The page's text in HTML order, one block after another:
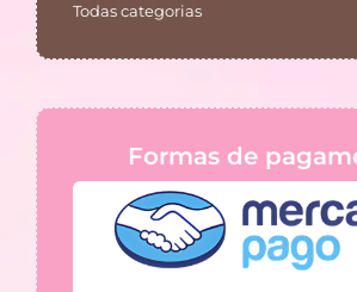
Todas categorias
Formas de